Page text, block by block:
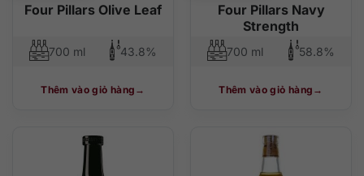
Four Pillars Olive Leaf
700 ml 43.8%
Thêm vào giỏ hàng
Four Pillars Navy
Strength
700 ml 58.8%
Thêm vào giỏ hàng